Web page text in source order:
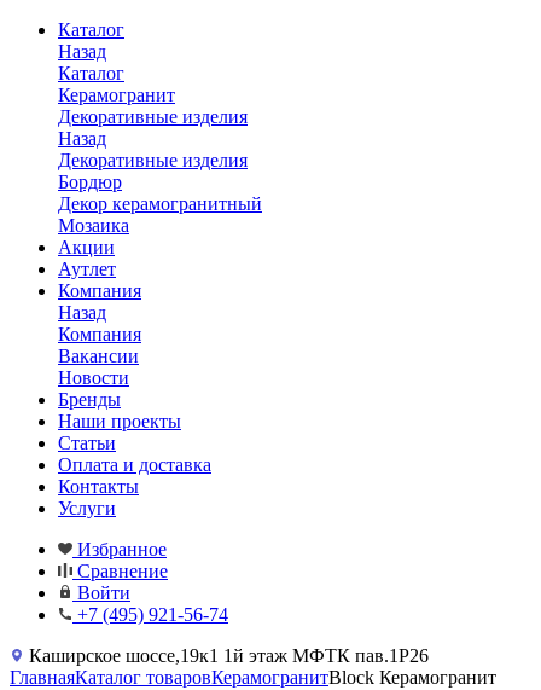
Каталог
Назад
Каталог
Керамогранит
Декоративные изделия
Назад
Декоративные изделия
Бордюр
Декор керамогранитный
Мозаика
Акции
Аутлет
Компания
Назад
Компания
Вакансии
Новости
Бренды
Наши проекты
Статьи
Оплата и доставка
Контакты
Услуги
Избранное
Сравнение
Войти
+7 (495) 921-56-74
Каширское шоссе,19к1 1й этаж МФТК пав.1Р26
ГлавнаяКаталог товаровКерамогранитBlock Керамогранит